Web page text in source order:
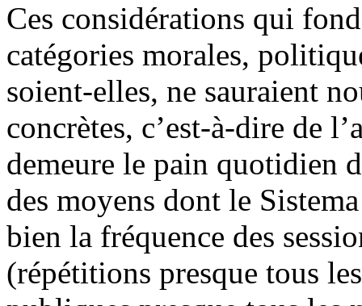
Ces considérations qui
catégories morales,
soient-elles, ne sauraient
concrètes, c’est-à-dire de
demeure le pain quotidien
des moyens dont le
bien la fréquence des
(répétitions presque tous